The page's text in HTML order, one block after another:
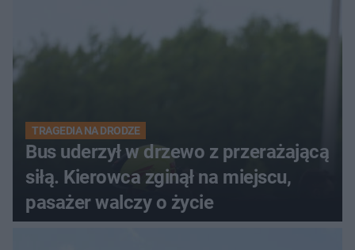
TRAGEDIA NA DRODZE
Bus uderzył w drzewo z przerażającą
siłą. Kierowca zginął na miejscu,
pasażer walczy o życie